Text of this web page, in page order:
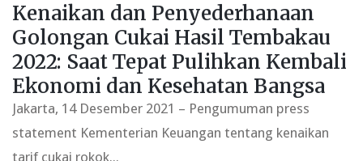
Kenaikan dan Penyederhanaan
Golongan Cukai Hasil Tembakau
2022: Saat Tepat Pulihkan Kembali
Ekonomi dan Kesehatan Bangsa
Jakarta, 14 Desember 2021 – Pengumuman press
statement Kementerian Keuangan tentang kenaikan
tarif cukai rokok...